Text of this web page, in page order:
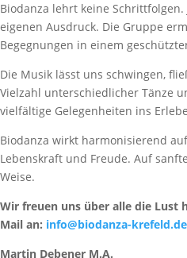
Biodanza lehrt keine
eigenen Ausdruck. Die Gruppe
Begegnungen in einem
Die Musik lässt uns schwingen,
Vielzahl unterschiedlicher Tänze
vielfältige Gelegenheiten ins
Biodanza wirkt harmonisierend
Lebenskraft und Freude. Auf
Weise.
Wir freuen uns über alle die Lust
Mail an: info@biodanza-krefeld.de
Martin Debener M.A.